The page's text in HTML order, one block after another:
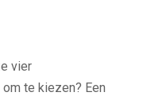
vier
te kiezen? Een